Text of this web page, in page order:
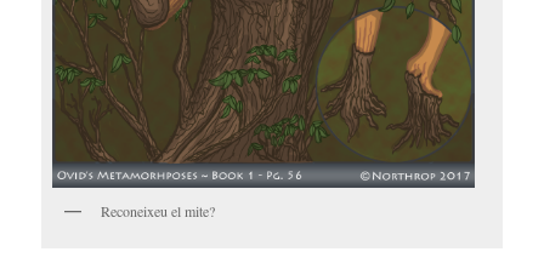
Reconeixeu el mite?